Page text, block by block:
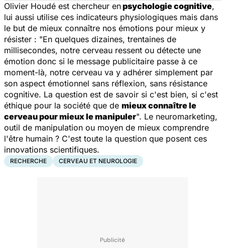
Olivier Houdé est chercheur enpsychologie cognitive,
lui aussi utilise ces indicateurs physiologiques mais dans
le but de mieux connaître nos émotions pour mieux y
résister : "En quelques dizaines, trentaines de
millisecondes, notre cerveau ressent ou détecte une
émotion donc si le message publicitaire passe à ce
moment-là, notre cerveau va y adhérer simplement par
son aspect émotionnel sans réflexion, sans résistance
cognitive. La question est de savoir si c'est bien, si c'est
éthique pour la société que de mieux connaître le
cerveau pour mieux le manipuler". Le neuromarketing,
outil de manipulation ou moyen de mieux comprendre
l'être humain ? C'est toute la question que posent ces
innovations scientifiques.
RECHERCHE CERVEAU ET NEUROLOGIE